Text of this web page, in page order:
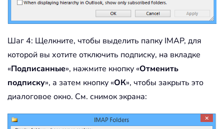
Шаг 4: Щелкните, чтобы выделить папку IMAP, для
которой вы хотите отключить подписку, на вкладке
«Подписанные», нажмите кнопку «Отменить
подписку», а затем кнопку «ОК», чтобы закрыть это
диалоговое окно. См. снимок экрана: